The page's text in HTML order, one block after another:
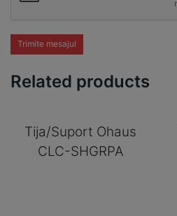
Trimite mesajul
Related products
Tija/Suport Ohaus
CLC-SHGRPA